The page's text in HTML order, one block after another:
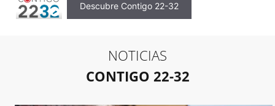
Descubre Contigo 22-32
NOTICIAS
CONTIGO 22-32